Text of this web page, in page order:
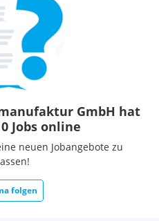
GmbH hat
Jobs online
neuen Jobangebote zu
folgen